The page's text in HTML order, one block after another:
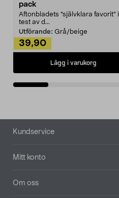
pack
Aftonbladets "självklara favorit” i
test av d...
Utförande: Grå/beige
39,90
Lägg i varukorg
Sidfot
Kundservice
Mitt konto
Om oss